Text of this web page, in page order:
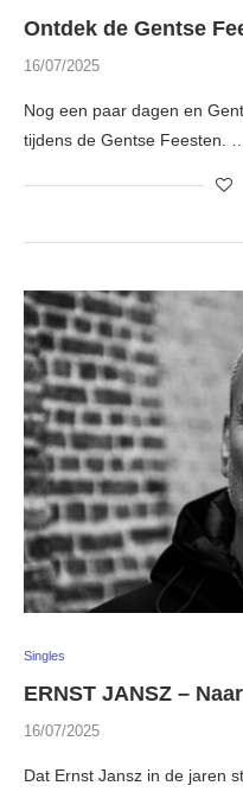
Ontdek de Gentse
16/07/2025
Nog een paar dagen en
tijdens de Gentse Feesten.
Singles
ERNST JANSZ –
16/07/2025
Dat Ernst Jansz in de jaren